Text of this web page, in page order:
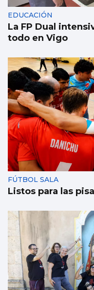
EDUCACIÓN
La FP Dual
todo en Vigo
FÚTBOL SALA
Listos para las